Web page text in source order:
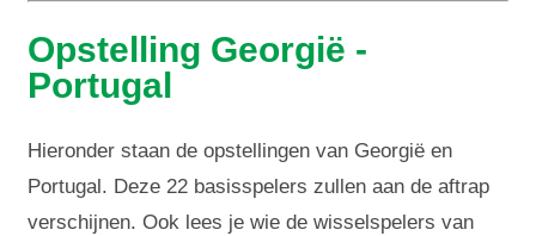
Opstelling Georgië -
Portugal
Hieronder staan de opstellingen van Georgië en
Portugal. Deze 22 basisspelers zullen aan de aftrap
verschijnen. Ook lees je wie de wisselspelers van